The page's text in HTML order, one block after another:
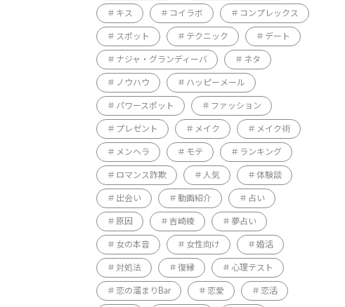
キス コイラボ コンプレックス
スポット テクニック デート
ナジャ・グランディーバ ネタ
ノウハウ ハッピーメール
パワースポット ファッション
プレゼント メイク メイク術
メンヘラ モテ ランキング
ロマンス詐欺 人気 体験談
出会い 動画紹介 占い
原因 吉崎綾 夢占い
女の本音 女性向け 婚活
対処法 復縁 心理テスト
恋の溜まりBar 恋愛 恋活